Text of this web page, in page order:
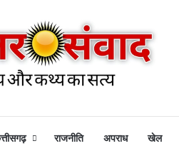
राजनीति अपराध खेल